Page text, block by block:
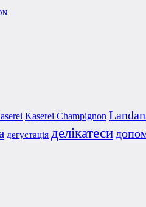
Kaserei Champignon
дегустація делікатеси